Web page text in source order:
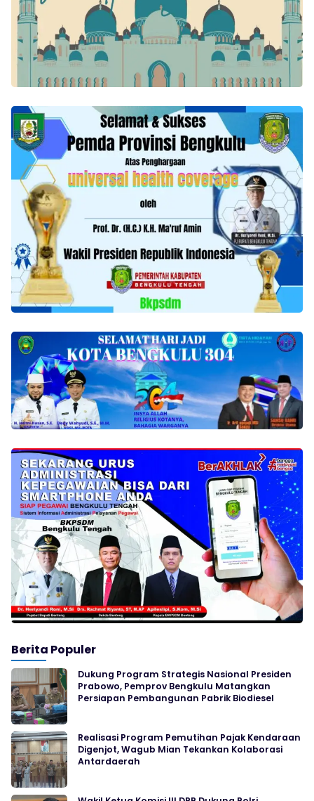
Berita Populer
Dukung Program Strategis Nasional Presiden
Prabowo, Pemprov Bengkulu Matangkan
Persiapan Pembangunan Pabrik Biodiesel
Realisasi Program Pemutihan Pajak Kendaraan
Digenjot, Wagub Mian Tekankan Kolaborasi
Antardaerah